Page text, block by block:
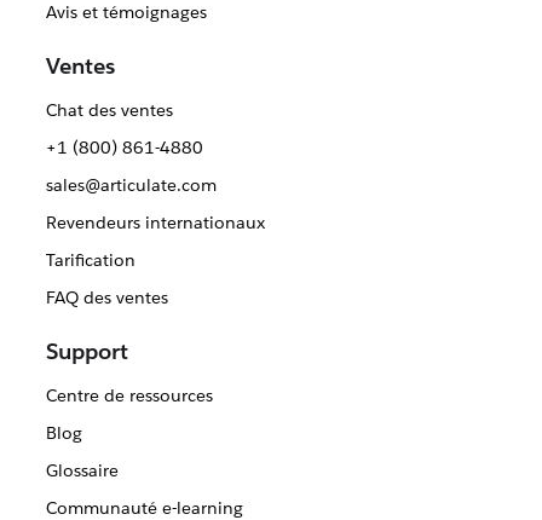
Avis et témoignages
Ventes
Chat des ventes
+1 (800) 861-4880
sales@articulate.com
Revendeurs internationaux
Tarification
FAQ des ventes
Support
Centre de ressources
Blog
Glossaire
Communauté e-learning